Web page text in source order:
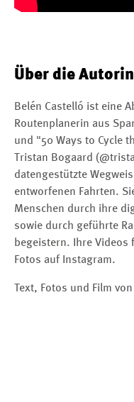
Über die Autorin
Belén Castelló ist eine
Routenplanerin aus
und "50 Ways to Cycle
Tristan Bogaard
datengestützte
entworfenen Fahrten.
Menschen durch ihre
sowie durch geführte
begeistern. Ihre Videos
Fotos auf Instagram.
Text, Fotos und Film